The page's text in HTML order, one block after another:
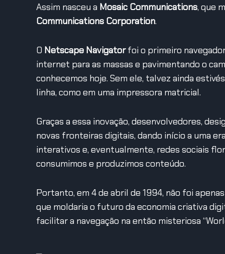
Assim nasceu a Mosaic Communications, que
Communications Corporation.
O Netscape Navigatorfoi o primeiro
internet para as massas e pavimentando o
conhecemos hoje. Sem ele, talvez ainda
linha, como em uma impressora matricial.
Graças a essa inovação, desenvolvedores,
novas fronteiras digitais, dando início a uma
interativos e, eventualmente, redes sociais
consumimos e produzimos conteúdo.
Portanto, em 4 de abril de 1994, não foi
que moldaria o futuro da economia criativa
facilitar a navegação na então misteriosa